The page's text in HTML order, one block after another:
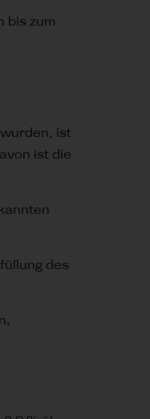
bis zum
ist
ist die
des